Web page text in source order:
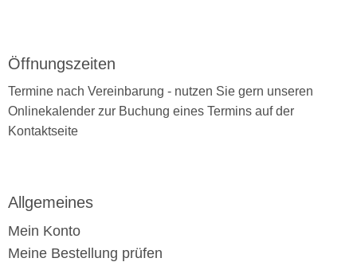
Öffnungszeiten
Termine nach Vereinbarung - nutzen Sie gern unseren
Onlinekalender zur Buchung eines Termins auf der
Kontaktseite
Allgemeines
Mein Konto
Meine Bestellung prüfen